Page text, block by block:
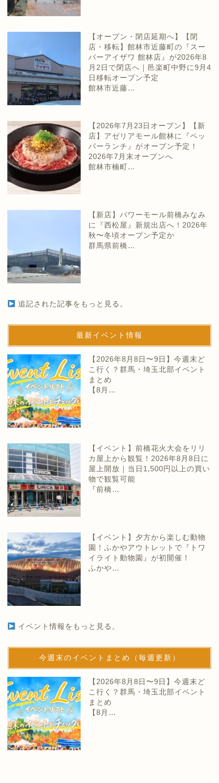
【オープン・閉店延期へ】【閉
店・移転】館林市近藤町の『スー
パーアイザワ 館林店』が2026年8
月2日で閉店へ｜邑楽町中野に9月4
日移転オープン予定
館林市近藤…
【2026年7月23日オープン】【新
店】アゼリアモール館林に『ペッ
パーランチ』がオープン予定！
2026年7月末オープンへ
館林市楠町…
【新店】パワーモール前橋みなみ
に『西松屋』新規出店へ！2026年
秋〜冬頃オープン予定か
群馬県前橋…
追記された記事をもっと見る。
最新イベント情報
【2026年8月8日〜9日】今週末ど
こ行く？群馬・埼玉北部イベント
まとめ
【8月…
【イベント】前橋花火大会をリリ
カ屋上から観覧！2026年8月8日に
屋上開放｜当日1,500円以上の買い
物で観覧可能
『前橋…
【イベント】夕方から楽しむ動物
園！ふかやアウトレットで『トワ
イライト動物園』が初開催！
ふかや…
イベント情報をもっと見る。
今週末のイベントまとめ（毎週更新）
【2026年8月8日〜9日】今週末ど
こ行く？群馬・埼玉北部イベント
まとめ
【8月…